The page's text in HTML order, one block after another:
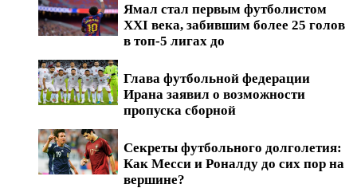
Ямал стал первым футболистом
XXI века, забившим более 25 голов
в топ-5 лигах до
Глава футбольной федерации
Ирана заявил о возможности
пропуска сборной
Секреты футбольного долголетия:
Как Месси и Роналду до сих пор на
вершине?